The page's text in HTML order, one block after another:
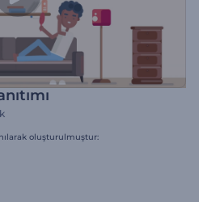
oluşturulmuştur: